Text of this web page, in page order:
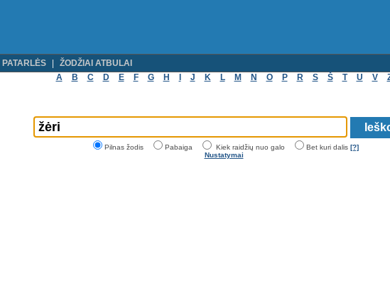
PATARLĖS
ŽODŽIAI ATBULAI
A
B C D E F G H J K L M N O P R S Š T U V
Pilnas žodis Pabaiga Kiek raidžių nuo galo Bet kuri dalis [?]
Nustatymai